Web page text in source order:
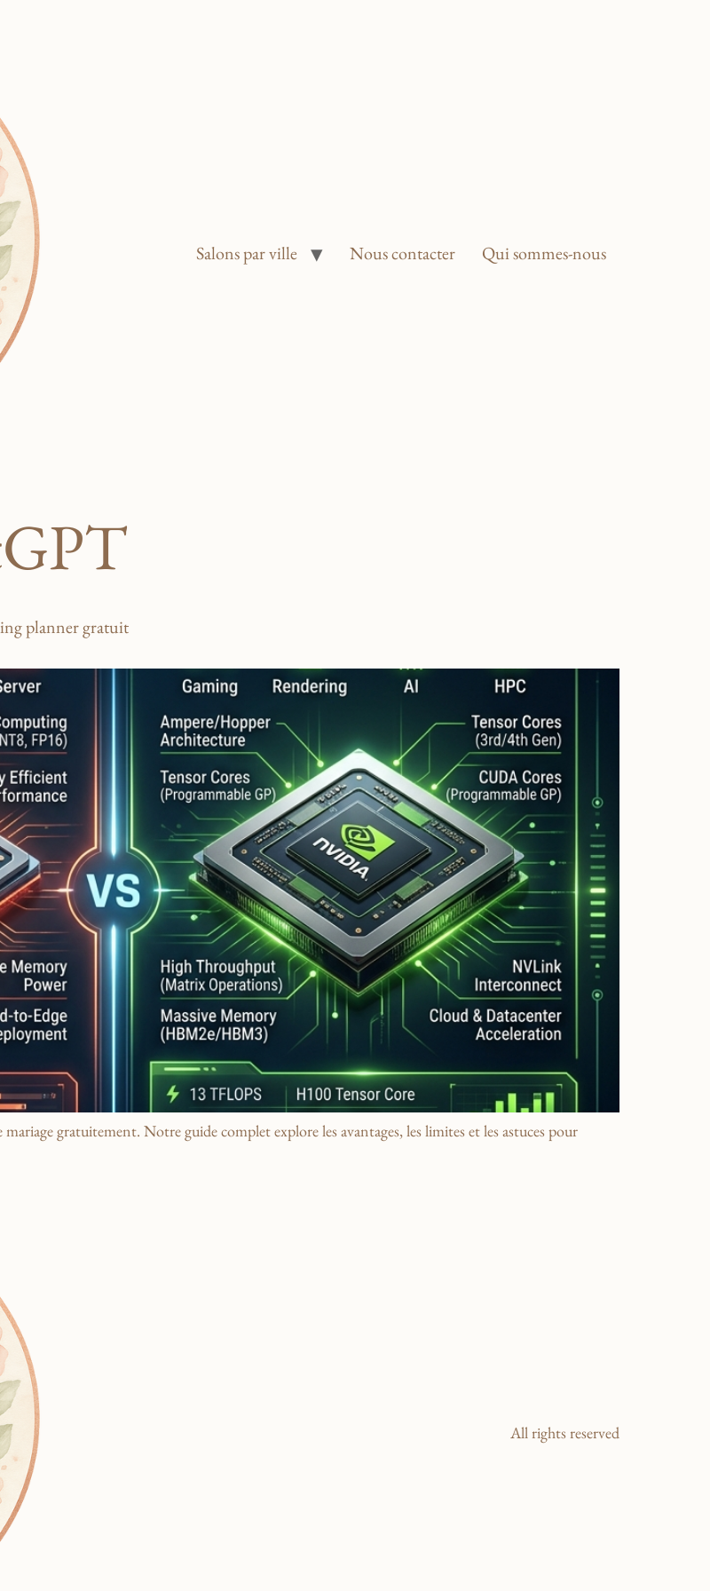
Salons par ville Nous contacter Qui sommes-nous
planner gratuit
gratuitement. Notre guide complet explore les avantages, les limites et les astuces pour
All rights reserved